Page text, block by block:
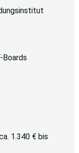
Boards
1.340 € bis